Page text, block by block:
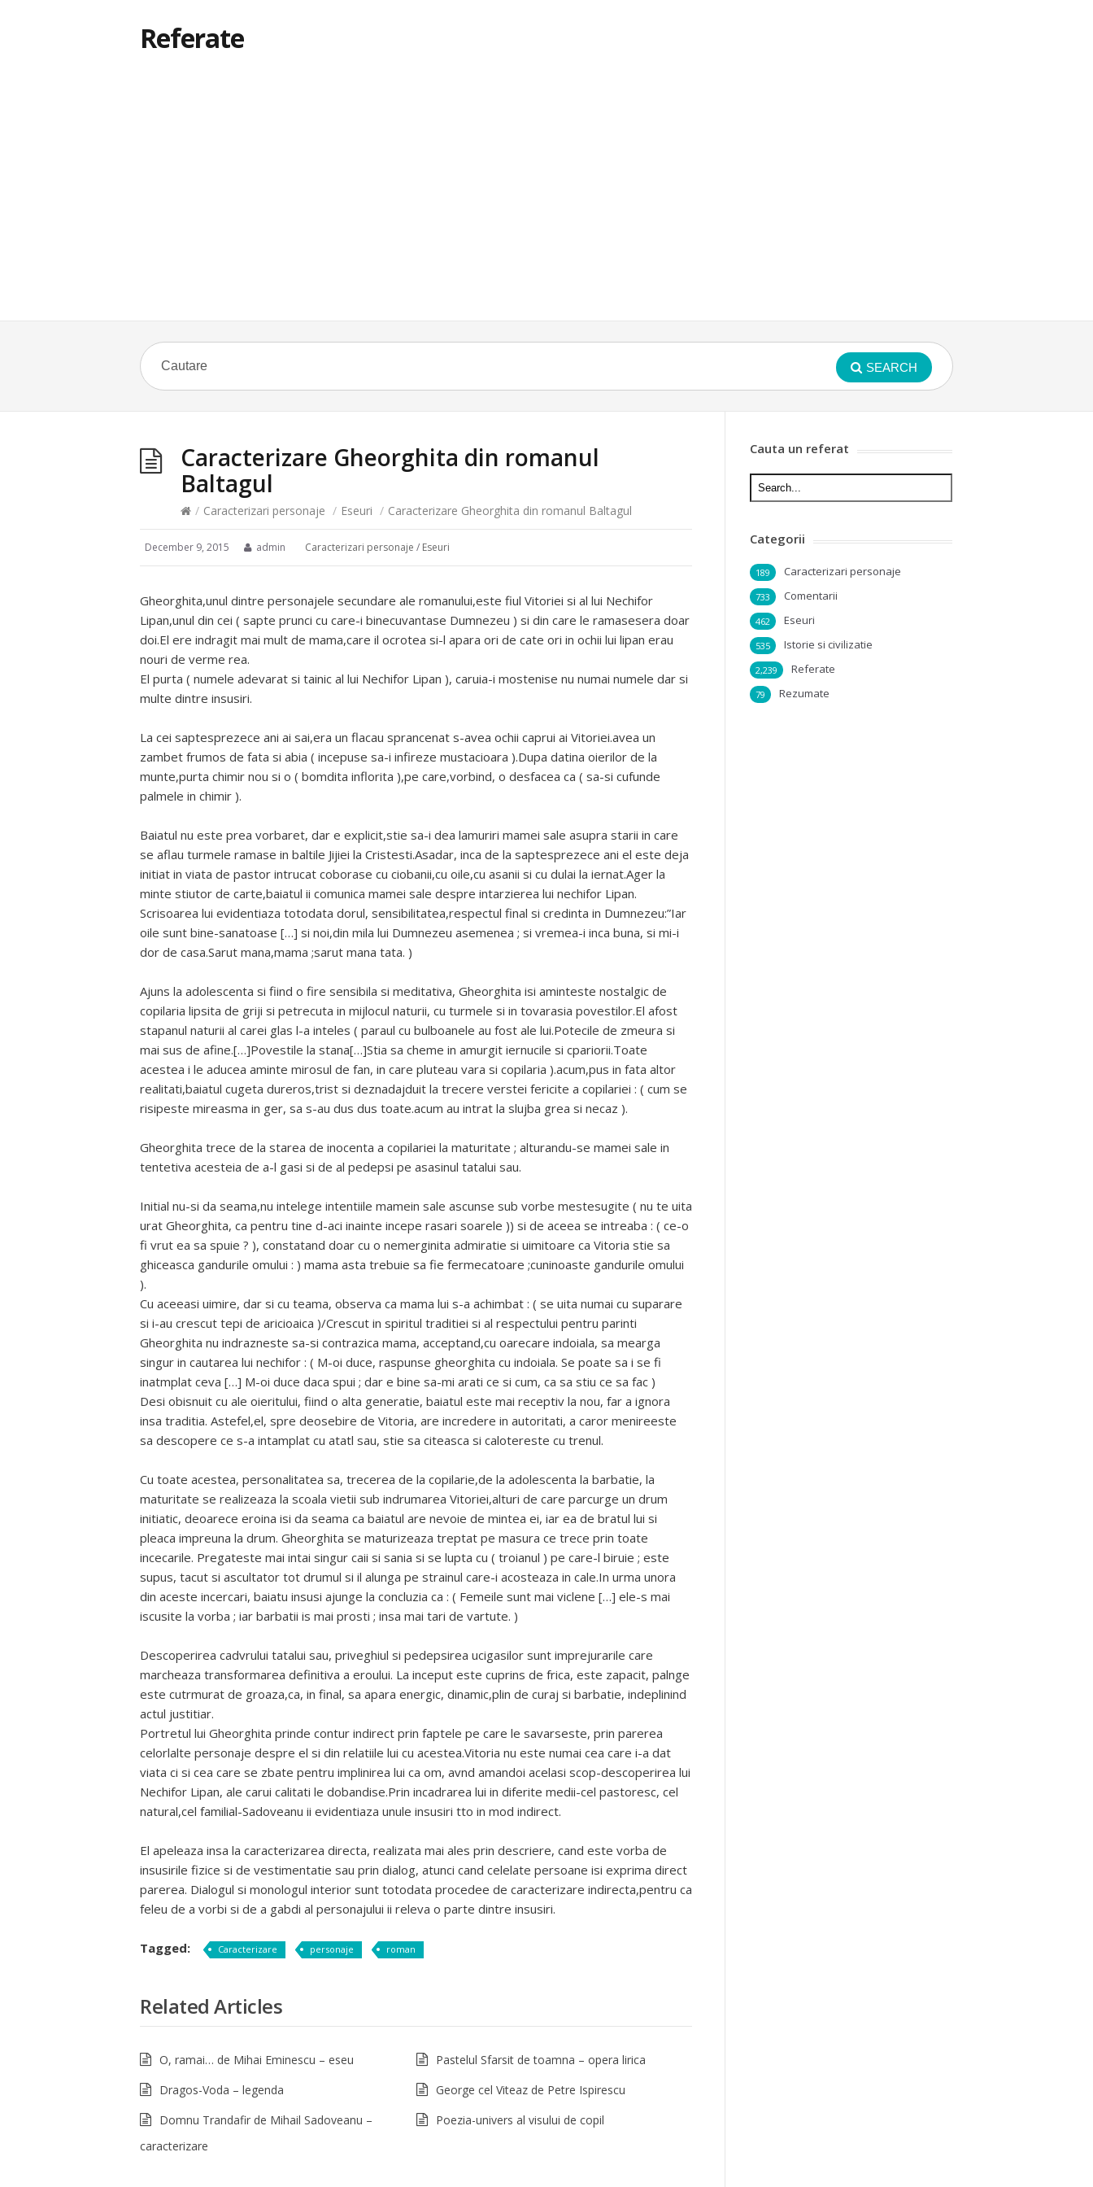
Referate
SEARCH
Caracterizare Gheorghita din romanul
Baltagul
/ Caracterizari personaje / Eseuri / Caracterizare Gheorghita din romanul Baltagul
December 9, 2015 admin Caracterizari personaje / Eseuri
Gheorghita,unul dintre personajele secundare ale romanului,este fiul Vitoriei si al lui Nechifor
Lipan,unul din cei ( sapte prunci cu care-i binecuvantase Dumnezeu ) si din care le ramasesera doar
doi.El ere indragit mai mult de mama,care il ocrotea si-l apara ori de cate ori in ochii lui lipan erau
nouri de verme rea.
El purta ( numele adevarat si tainic al lui Nechifor Lipan ), caruia-i mostenise nu numai numele dar si
multe dintre insusiri.
La cei saptesprezece ani ai sai,era un flacau sprancenat s-avea ochii caprui ai Vitoriei.avea un
zambet frumos de fata si abia ( incepuse sa-i infireze mustacioara ).Dupa datina oierilor de la
munte,purta chimir nou si o ( bomdita inflorita ),pe care,vorbind, o desfacea ca ( sa-si cufunde
palmele in chimir ).
Baiatul nu este prea vorbaret, dar e explicit,stie sa-i dea lamuriri mamei sale asupra starii in care
se aflau turmele ramase in baltile Jijiei la Cristesti.Asadar, inca de la saptesprezece ani el este deja
initiat in viata de pastor intrucat coborase cu ciobanii,cu oile,cu asanii si cu dulai la iernat.Ager la
minte stiutor de carte,baiatul ii comunica mamei sale despre intarzierea lui nechifor Lipan.
Scrisoarea lui evidentiaza totodata dorul, sensibilitatea,respectul final si credinta in Dumnezeu:”Iar
oile sunt bine-sanatoase […] si noi,din mila lui Dumnezeu asemenea ; si vremea-i inca buna, si mi-i
dor de casa.Sarut mana,mama ;sarut mana tata. )
Ajuns la adolescenta si fiind o fire sensibila si meditativa, Gheorghita isi aminteste nostalgic de
copilaria lipsita de griji si petrecuta in mijlocul naturii, cu turmele si in tovarasia povestilor.El afost
stapanul naturii al carei glas l-a inteles ( paraul cu bulboanele au fost ale lui.Potecile de zmeura si
mai sus de afine.[…]Povestile la stana[…]Stia sa cheme in amurgit iernucile si cpariorii.Toate
acestea i le aducea aminte mirosul de fan, in care pluteau vara si copilaria ).acum,pus in fata altor
realitati,baiatul cugeta dureros,trist si deznadajduit la trecere verstei fericite a copilariei : ( cum se
risipeste mireasma in ger, sa s-au dus dus toate.acum au intrat la slujba grea si necaz ).
Gheorghita trece de la starea de inocenta a copilariei la maturitate ; alturandu-se mamei sale in
tentetiva acesteia de a-l gasi si de al pedepsi pe asasinul tatalui sau.
Initial nu-si da seama,nu intelege intentiile mamein sale ascunse sub vorbe mestesugite ( nu te uita
urat Gheorghita, ca pentru tine d-aci inainte incepe rasari soarele )) si de aceea se intreaba : ( ce-o
fi vrut ea sa spuie ? ), constatand doar cu o nemerginita admiratie si uimitoare ca Vitoria stie sa
ghiceasca gandurile omului : ) mama asta trebuie sa fie fermecatoare ;cuninoaste gandurile omului
).
Cu aceeasi uimire, dar si cu teama, observa ca mama lui s-a achimbat : ( se uita numai cu suparare
si i-au crescut tepi de aricioaica )/Crescut in spiritul traditiei si al respectului pentru parinti
Gheorghita nu indrazneste sa-si contrazica mama, acceptand,cu oarecare indoiala, sa mearga
singur in cautarea lui nechifor : ( M-oi duce, raspunse gheorghita cu indoiala. Se poate sa i se fi
inatmplat ceva […] M-oi duce daca spui ; dar e bine sa-mi arati ce si cum, ca sa stiu ce sa fac )
Desi obisnuit cu ale oieritului, fiind o alta generatie, baiatul este mai receptiv la nou, far a ignora
insa traditia. Astefel,el, spre deosebire de Vitoria, are incredere in autoritati, a caror menireeste
sa descopere ce s-a intamplat cu atatl sau, stie sa citeasca si calotereste cu trenul.
Cu toate acestea, personalitatea sa, trecerea de la copilarie,de la adolescenta la barbatie, la
maturitate se realizeaza la scoala vietii sub indrumarea Vitoriei,alturi de care parcurge un drum
initiatic, deoarece eroina isi da seama ca baiatul are nevoie de mintea ei, iar ea de bratul lui si
pleaca impreuna la drum. Gheorghita se maturizeaza treptat pe masura ce trece prin toate
incecarile. Pregateste mai intai singur caii si sania si se lupta cu ( troianul ) pe care-l biruie ; este
supus, tacut si ascultator tot drumul si il alunga pe strainul care-i acosteaza in cale.In urma unora
din aceste incercari, baiatu insusi ajunge la concluzia ca : ( Femeile sunt mai viclene […] ele-s mai
iscusite la vorba ; iar barbatii is mai prosti ; insa mai tari de vartute. )
Descoperirea cadvrului tatalui sau, priveghiul si pedepsirea ucigasilor sunt imprejurarile care
marcheaza transformarea definitiva a eroului. La inceput este cuprins de frica, este zapacit, palnge
este cutrmurat de groaza,ca, in final, sa apara energic, dinamic,plin de curaj si barbatie, indeplinind
actul justitiar.
Portretul lui Gheorghita prinde contur indirect prin faptele pe care le savarseste, prin parerea
celorlalte personaje despre el si din relatiile lui cu acestea.Vitoria nu este numai cea care i-a dat
viata ci si cea care se zbate pentru implinirea lui ca om, avnd amandoi acelasi scop-descoperirea lui
Nechifor Lipan, ale carui calitati le dobandise.Prin incadrarea lui in diferite medii-cel pastoresc, cel
natural,cel familial-Sadoveanu ii evidentiaza unule insusiri tto in mod indirect.
El apeleaza insa la caracterizarea directa, realizata mai ales prin descriere, cand este vorba de
insusirile fizice si de vestimentatie sau prin dialog, atunci cand celelate persoane isi exprima direct
parerea. Dialogul si monologul interior sunt totodata procedee de caracterizare indirecta,pentru ca
feleu de a vorbi si de a gabdi al personajului ii releva o parte dintre insusiri.
Tagged: Caracterizare personaje roman
Related Articles
O, ramai… de Mihai Eminescu – eseu
Pastelul Sfarsit de toamna – opera lirica
Dragos-Voda – legenda
George cel Viteaz de Petre Ispirescu
Domnu Trandafir de Mihail Sadoveanu –
caracterizare
Poezia-univers al visului de copil
Cauta un referat
Categorii
Caracterizari personaje
189
Comentarii
733
Eseuri
462
Istorie si civilizatie
535
Referate
2,239
Rezumate
79